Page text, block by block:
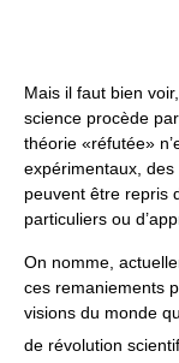
Mais il faut bien
science procède
théorie «réfutée»
expérimentaux,
peuvent être repris
particuliers ou
On nomme,
ces remaniements
visions du monde
de révolution